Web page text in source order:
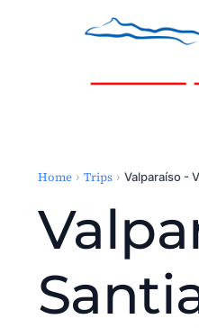
Home › Trips › Valparaíso -